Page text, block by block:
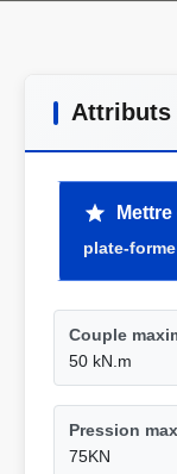
Attributs
plate-
Couple
50 kN.m
Pression
75KN